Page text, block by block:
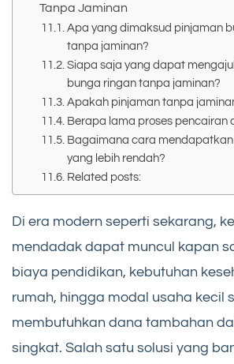
Tanpa Jaminan
Apa yang dimaksud pinjaman
tanpa jaminan?
Siapa saja yang dapat
bunga ringan tanpa jaminan?
Apakah pinjaman tanpa
Berapa lama proses pencairan
Bagaimana cara
yang lebih rendah?
Related posts:
Di era modern seperti sekarang,
mendadak dapat muncul kapan
biaya pendidikan, kebutuhan
rumah, hingga modal usaha kecil
membutuhkan dana tambahan
singkat. Salah satu solusi yang